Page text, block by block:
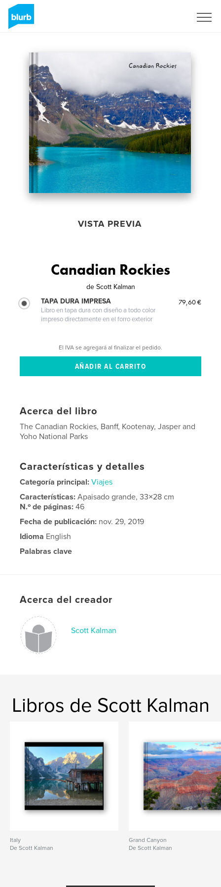
VISTA PREVIA
Canadian Rockies
de Scott Kalman
TAPA DURA IMPRESA
Libro en tapa dura con diseño a todo color
impreso directamente en el forro exterior
79,60 €
El IVA se agregará al finalizar el pedido.
Acerca del libro
The Canadian Rockies, Banff, Kootenay, Jasper and
Yoho National Parks
Características y detalles
Categoría principal: Viajes
Características:Apaisado grande, 33×28 cm
N.º de páginas:46
Fecha de publicación: nov. 29, 2019
Idioma English
Palabras clave
Acerca del creador
Scott Kalman
Libros de Scott Kalman
Italy
De Scott Kalman
Grand Canyon
De Scott Kalman